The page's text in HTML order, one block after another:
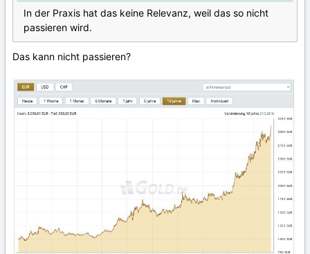
In der Praxis hat das keine Relevanz, weil das so nicht
passieren wird.
Das kann nicht passieren?